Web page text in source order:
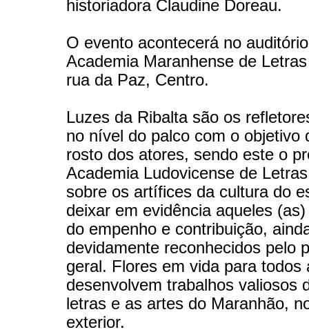
historiadora Claudine Doreau.
O evento acontecerá no
Academia Maranhense de
rua da Paz, Centro.
Luzes da Ribalta são os
no nível do palco com o objetivo
rosto dos atores, sendo este o
Academia Ludovicense de
sobre os artífices da cultura do
deixar em evidência aqueles
do empenho e contribuição,
devidamente reconhecidos pelo
geral. Flores em vida para todos
desenvolvem trabalhos valiosos
letras e as artes do Maranhão,
exterior.